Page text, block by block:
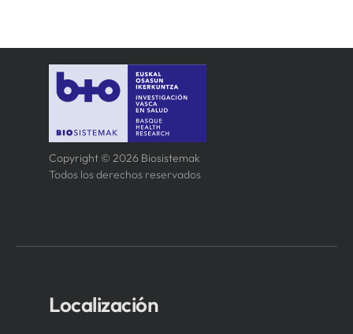
Copyright © 2026 Biosistemak
Todos los derechos reservados
Localización